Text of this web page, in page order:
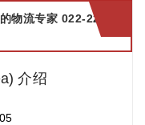
物流专家 022-2299
介绍